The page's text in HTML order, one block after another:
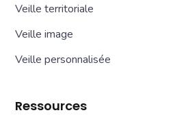
Veille territoriale
Veille image
Veille personnalisée
Ressources